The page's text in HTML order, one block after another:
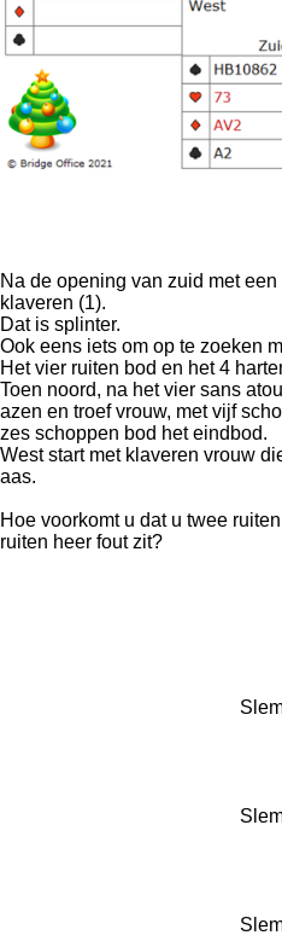
Na de opening van zuid met
klaveren (1).
Dat is splinter.
Ook eens iets om op te zoeken
Het vier ruiten bod en het 4
Toen noord, na het vier sans
azen en troef vrouw, met vijf
zes schoppen bod het eindbod.
West start met klaveren vrouw
aas.
Hoe voorkomt u dat u twee
ruiten heer fout zit?